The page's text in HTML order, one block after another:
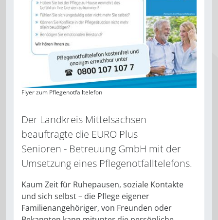
Der Landkreis Mittelsachsen
beauftragte die EURO Plus
Senioren - Betreuung GmbH mit der
Umsetzung eines Pflegenotfalltelefons.
Kaum Zeit für Ruhepausen, soziale Kontakte
und sich selbst – die Pflege eigener
Familienangehöriger, von Freunden oder
Flyer zum Pflegenotfalltelefon